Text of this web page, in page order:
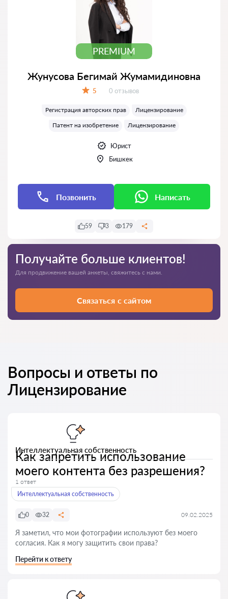
PREMIUM
Жунусова Бегимай Жумамидиновна
5 Отзывов:
0 отзывов
Регистрация авторских прав
Лицензирование
Патент на изобретение
Лицензирование
Юрист
Бишкек
Позвонить Написать
59 3 179
Получайте больше клиентов!
Для продвижение вашей анкеты, свяжитесь с нами.
Связаться с сайтом
Вопросы и ответы по
Лицензирование
Интеллектуальная собственность
Как запретить использование
моего контента без разрешения?
1 ответ
Интеллектуальная собственность
0 32 09.02.2025
Я заметил, что мои фотографии используют без моего
согласия. Как я могу защитить свои права?
Перейти к ответу